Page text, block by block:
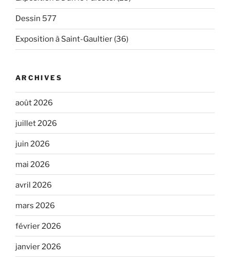
Dessin 577
Exposition à Saint-Gaultier (36)
ARCHIVES
août 2026
juillet 2026
juin 2026
mai 2026
avril 2026
mars 2026
février 2026
janvier 2026